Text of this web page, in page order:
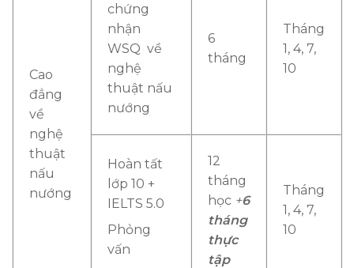
Cao
đẳng
về
nghệ
thuật
nấu
nướng
chứng
nhận
WSQ về
nghệ
thuật nấu
nướng
6
tháng
Tháng
1, 4, 7,
10
Hoàn tất
lớp 10 +
IELTS 5.0
Phỏng
vấn
12
tháng
học +6
tháng
thực
tập
Tháng
1, 4, 7,
10